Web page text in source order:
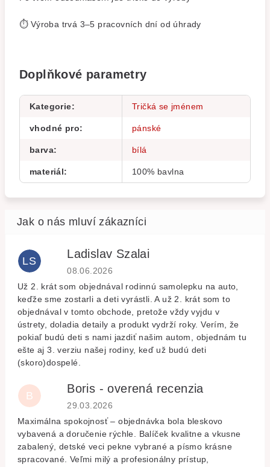
⏱️ Výroba trvá 3–5 pracovních dní od úhrady
Doplňkové parametry
Kategorie: Tričká se jménem
vhodné pro: pánské
barva: bílá
materiál: 100% bavlna
LS
Ladislav Szalai
Hodnocení obchodu je 5 z 5 hvězdiček.
08.06.2026
Už 2. krát som objednával rodinnú samolepku na auto,
keďže sme zostarli a deti vyrástli. A už 2. krát som to
objednával v tomto obchode, pretože vždy vyjdu v
ústrety, doladia detaily a produkt vydrží roky. Verím, že
pokiaľ budú deti s nami jazdiť našim autom, objednám tu
ešte aj 3. verziu našej rodiny, keď už budú deti
(skoro)dospelé.
B
Boris - overená recenzia
Hodnocení obchodu je 5 z 5 hvězdiček.
29.03.2026
Maximálna spokojnosť – objednávka bola bleskovo
vybavená a doručenie rýchle. Balíček kvalitne a vkusne
zabalený, detské veci pekne vybrané a písmo krásne
spracované. Veľmi milý a profesionálny prístup,